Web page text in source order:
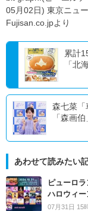
05月02日) 東京ニュ
Fujisan.co.jpより
累計
「北
森七菜「
「森画
あわせて読みたい
ピューロ
ハロウィー
07月31日 15